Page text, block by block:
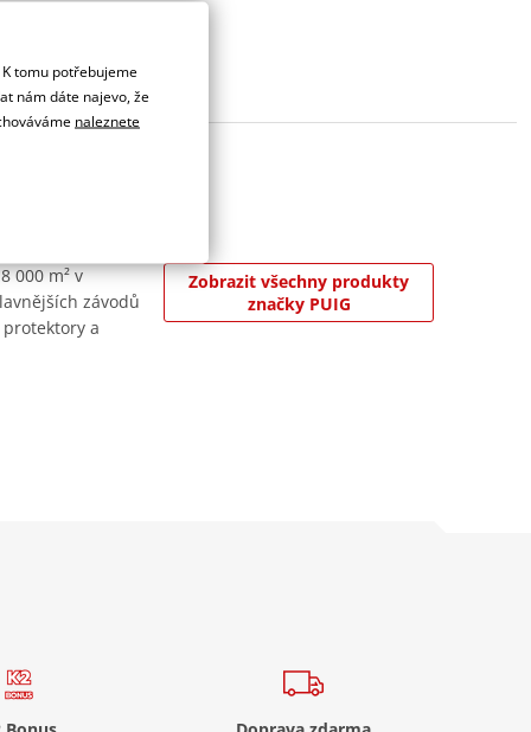
000 m² v
závodů
a
Zobrazit všechny produkty
značky PUIG
tomu potřebujeme
nám dáte najevo, že
naleznete